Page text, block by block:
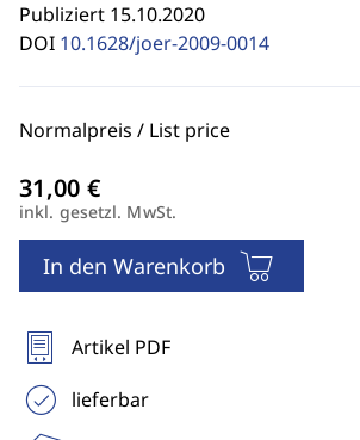
Publiziert 15.10.2020
DOI 10.1628/joer-2009-0014
Normalpreis / List price
inkl. gesetzl. MwSt.
In den Warenkorb
Artikel PDF
lieferbar